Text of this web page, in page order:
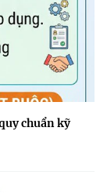
chuẩn kỹ